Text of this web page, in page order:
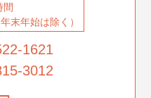
間
末年始は除く）
1621
3012